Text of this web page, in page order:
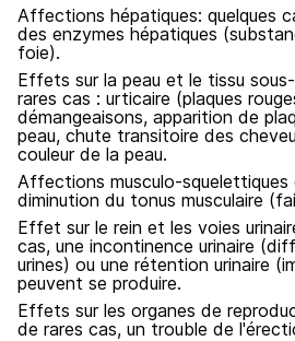
Affections hépatiques: quelques
des enzymes hépatiques
foie).
Effets sur la peau et le tissu
rares cas : urticaire (plaques
démangeaisons, apparition de
peau, chute transitoire des
couleur de la peau.
Affections musculo-squelettiques
diminution du tonus musculaire
Effet sur le rein et les voies
cas, une incontinence urinaire
urines) ou une rétention urinaire
peuvent se produire.
Effets sur les organes de
de rares cas, un trouble de